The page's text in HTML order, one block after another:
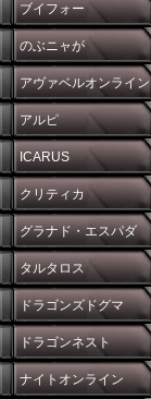
ブイフォー
のぶニャが
アヴァベルオンライン
アルピ
ICARUS
クリティカ
グラナド・エスパダ
タルタロス
ドラゴンズドグマ
ドラゴンネスト
ナイトオンライン